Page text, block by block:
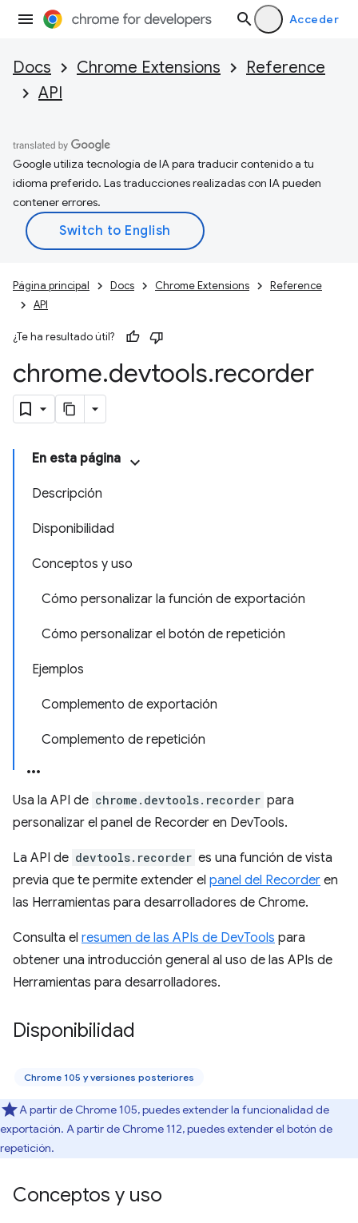
Acceder
Docs Chrome Extensions
Reference
API
Google utiliza tecnología de IA para traducir contenido a tu
idioma preferido. Las traducciones realizadas con IA pueden
contener errores.
Página principal Docs Chrome Extensions
Reference
API
¿Te ha resultado útil?
chrome.devtools.recorder
En esta página
Descripción
Disponibilidad
Conceptos y uso
Cómo personalizar la función de exportación
Cómo personalizar el botón de repetición
Ejemplos
Complemento de exportación
Complemento de repetición
Usa la API de chrome.devtools.recorder para
personalizar el panel de Recorder en DevTools.
La API de devtools.recorder es una función de vista
previa que te permite extender el panel del Recorder en
las Herramientas para desarrolladores de Chrome.
Consulta el resumen de las APIs de DevTools para
obtener una introducción general al uso de las APIs de
Herramientas para desarrolladores.
Disponibilidad
Chrome 105 y versiones posteriores
A partir de Chrome 105, puedes extender la funcionalidad de
exportación. A partir de Chrome 112, puedes extender el botón de
repetición.
Conceptos y uso